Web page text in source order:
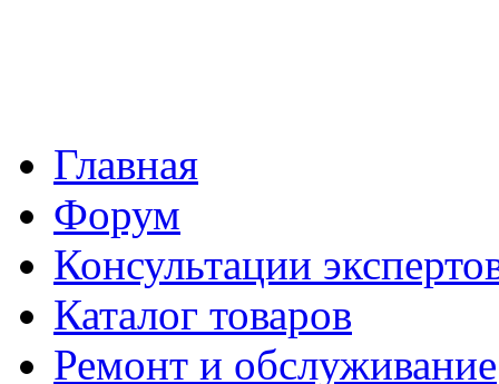
Главная
Форум
Консультации
Каталог товаров
Ремонт и обслуживание